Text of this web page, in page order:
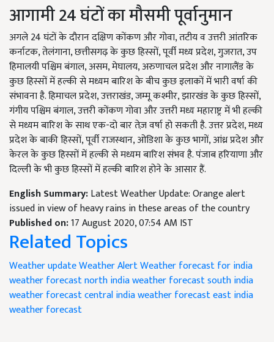
आगामी 24 घंटों का मौसमी पूर्वानुमान
अगले 24 घंटों के दौरान दक्षिण कोंकण और गोवा, तटीय व उत्तरी आंतरिक
कर्नाटक, तेलंगाना, छत्तीसगढ़ के कुछ हिस्सों, पूर्वी मध्य प्रदेश, गुजरात, उप
हिमालयी पश्चिम बंगाल, असम, मेघालय, अरुणाचल प्रदेश और नागालैंड के
कुछ हिस्सों में हल्की से मध्यम बारिश के बीच कुछ इलाकों में भारी वर्षा की
संभावना है. हिमाचल प्रदेश, उत्तराखंड, जम्मू कश्मीर, झारखंड के कुछ हिस्सों,
गंगीय पश्चिम बंगाल, उत्तरी कोंकण गोवा और उत्तरी मध्य महाराष्ट्र में भी हल्की
से मध्यम बारिश के साथ एक-दो बार तेज़ वर्षा हो सकती है. उत्तर प्रदेश, मध्य
प्रदेश के बाकी हिस्सों, पूर्वी राजस्थान, ओडिशा के कुछ भागों, आंध्र प्रदेश और
केरल के कुछ हिस्सों में हल्की से मध्यम बारिश संभव है. पंजाब हरियाणा और
दिल्ली के भी कुछ हिस्सों में हल्की बारिश होने के आसार हैं.
English Summary:Latest Weather Update: Orange alert
issued in view of heavy rains in these areas of the country
Published on:17 August 2020, 07:54 AM IST
Related Topics
Weather updateWeather AlertWeather forecast for india
weather forecastnorth india weather forecastsouth india
weather forecastcentral india weather forecasteast india
weather forecast